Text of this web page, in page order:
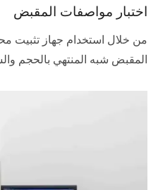
اختبار مواصفات المقبض
من خلال استخدام جهاز تثبيت
المقبض شبه المنتهي بالحجم